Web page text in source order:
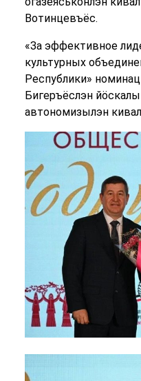
Вотинцевъёс.
«За эффективное
культурных
Республики»
Бигеръёслэн
автономизылэн